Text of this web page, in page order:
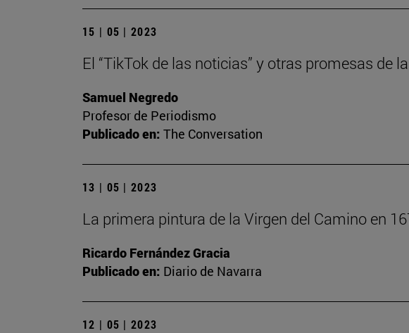
15 | 05 | 2023
El “TikTok de las noticias” y otras promesas de
Samuel Negredo
Profesor de Periodismo
Publicado en: The Conversation
13 | 05 | 2023
La primera pintura de la Virgen del Camino en
Ricardo Fernández Gracia
Publicado en: Diario de Navarra
12 | 05 | 2023